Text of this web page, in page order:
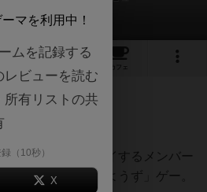
93
カフェ
1年以上前
がら、一緒にプレイするメンバー
う「一緒に成長しようず」ゲー。
マを利用中！
ムを記録する
ビューを読む
所有リストの共
（10秒）
X